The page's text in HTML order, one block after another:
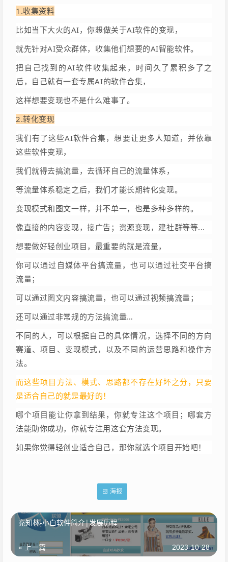
1.收集资料
比如当下大火的AI，你想做关于AI软件的变现，
就先针对AI受众群体，收集他们想要的AI智能软件。
把自己找到的AI软件收集起来，时间久了累积多了之
后，自己就有一套专属AI的软件合集，
这样想要变现也不是什么难事了。
2.转化变现
我们有了这些AI软件合集，想要让更多人知道，并依靠
这些软件变现，
我们就得去搞流量，去循环自己的流量体系，
等流量体系稳定之后，我们才能长期转化变现。
变现模式和图文一样，并不单一，也是多种多样的。
像直接的内容变现，接广告；资源变现，建社群等等...
想要做好轻创业项目，最重要的就是流量，
你可以通过自媒体平台搞流量，也可以通过社交平台搞
流量；
可以通过图文内容搞流量，也可以通过视频搞流量；
还可以通过非常规的方法搞流量…
不同的人，可以根据自己的具体情况，选择不同的方向
赛道、项目、变现模式，以及不同的运营思路和操作方
法。
而这些项目方法、模式、思路都不存在好坏之分，只要
是适合自己的就是最好的！
哪个项目能让你拿到结果，你就专注这个项目；哪套方
法能助你成功，你就专注用这套方法变现。
如果你觉得轻创业适合自己，那你就选个项目开始吧！
海报
充知林-小白软件简介|发展历程
« 上一篇 2023-10-28